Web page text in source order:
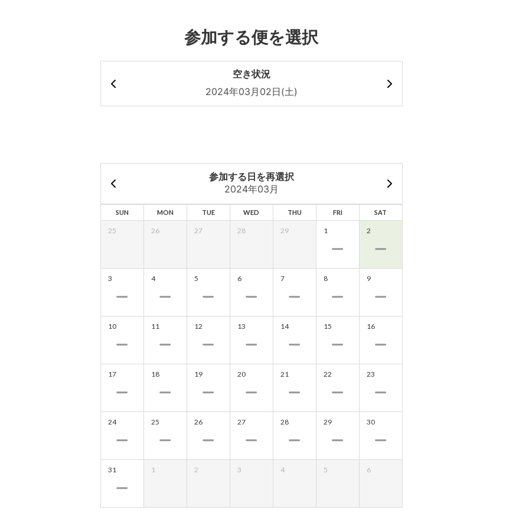
参加する便を選択
空き状況
2024年03月02日(土)
参加する日を再選択
2024年03月
SUN MON TUE WED THU FRI SAT
25 26 27 28 29 1 2
3 4 5 6 7 8 9
10 11 12 13 14 15 16
17 18 19 20 21 22 23
24 25 26 27 28 29 30
31 1 2 3 4 5 6